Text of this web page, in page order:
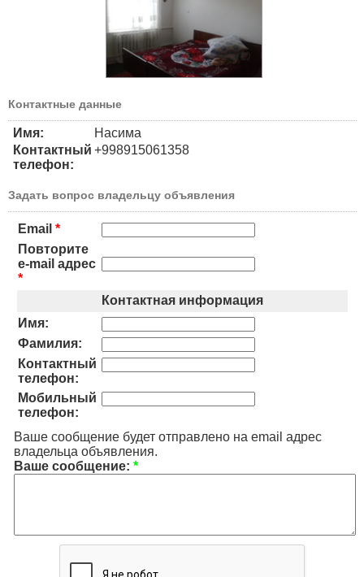
Контактные данные
Имя:
Насима
Контактный
телефон:
+998915061358
Задать вопрос владельцу объявления
Email *
Повторите
e-mail адрес
*
Контактная информация
Имя:
Фамилия:
Контактный
телефон:
Мобильный
телефон:
Ваше сообщение будет отправлено на email адрес
владельца объявления.
Ваше сообщение: *